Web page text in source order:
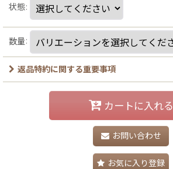
状態:
数量:
返品特約に関する重要事項
カートに入れる
お問い合わせ
お気に入り登録